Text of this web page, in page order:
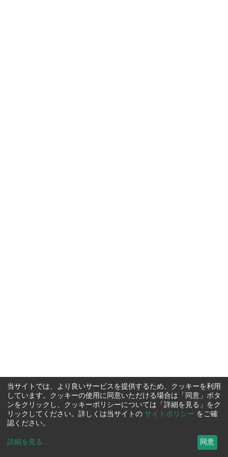
当サイトでは、より良いサービスを提供するため、クッキーを利用
しています。クッキーの使用に同意いただける場合は「同意」ボタ
ンをクリックし、クッキーポリシーについては「詳細を見る」をク
リックしてください。詳しくは当サイトの サイトポリシー をご確
認ください。
詳細を見る ... 同意